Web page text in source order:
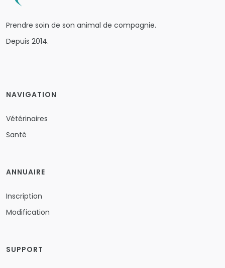
Prendre soin de son animal de compagnie.
Depuis 2014.
NAVIGATION
Vétérinaires
Santé
ANNUAIRE
Inscription
Modification
SUPPORT